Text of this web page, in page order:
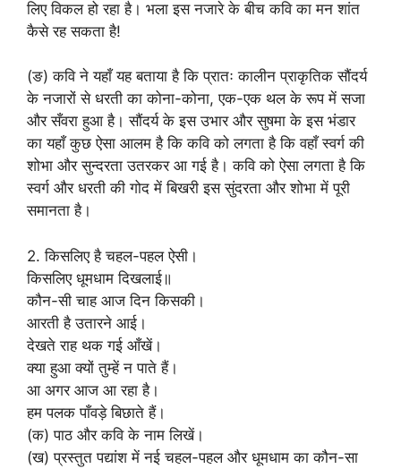
लिए विकल हो रहा है। भला इस नजारे के बीच कवि का मन शांत
कैसे रह सकता है!
(ङ) कवि ने यहाँ यह बताया है कि प्रातः कालीन प्राकृतिक सौंदर्य
के नजारों से धरती का कोना-कोना, एक-एक थल के रूप में सजा
और सँवरा हुआ है। सौंदर्य के इस उभार और सुषमा के इस भंडार
का यहाँ कुछ ऐसा आलम है कि कवि को लगता है कि वहाँ स्वर्ग की
शोभा और सुन्दरता उतरकर आ गई है। कवि को ऐसा लगता है कि
स्वर्ग और धरती की गोद में बिखरी इस सुंदरता और शोभा में पूरी
समानता है।
2. किसलिए है चहल-पहल ऐसी।
किसलिए धूमधाम दिखलाई॥
कौन-सी चाह आज दिन किसकी।
आरती है उतारने आई।
देखते राह थक गई आँखें।
क्या हुआ क्यों तुम्हें न पाते हैं।
आ अगर आज आ रहा है।
हम पलक पाँवड़े बिछाते हैं।
(क) पाठ और कवि के नाम लिखें।
(ख) प्रस्तुत पद्यांश में नई चहल-पहल और धूमधाम का कौन-सा